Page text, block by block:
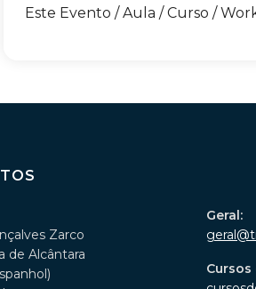
Este Evento / Aula / Curso /
Zarco
de Alcântara
Geral:
Cursos